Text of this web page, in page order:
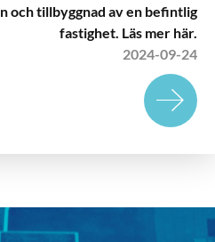
och tillbyggnad av en befintlig
fastighet. Läs mer här.
2024-09-24